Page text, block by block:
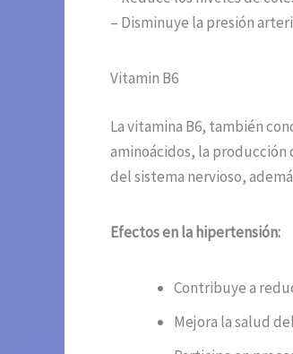
– Disminuye la presión
Vitamin B6
La vitamina B6, también
aminoácidos, la
del sistema nervioso,
Efectos en la hipertensión:
Contribuye a
Mejora la salud